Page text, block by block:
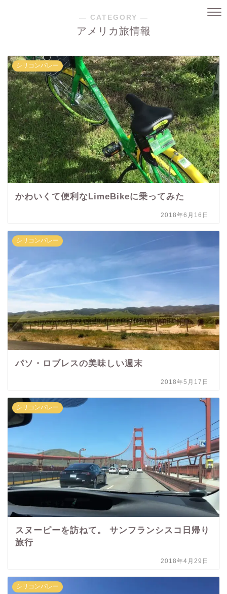
― CATEGORY ―
アメリカ旅情報
シリコンバレー
かわいくて便利なLimeBikeに乗ってみた
2018年6月16日
シリコンバレー
パソ・ロブレスの美味しい週末
2018年5月17日
シリコンバレー
スヌーピーを訪ねて。 サンフランシスコ日帰り
旅行
2018年4月29日
シリコンバレー